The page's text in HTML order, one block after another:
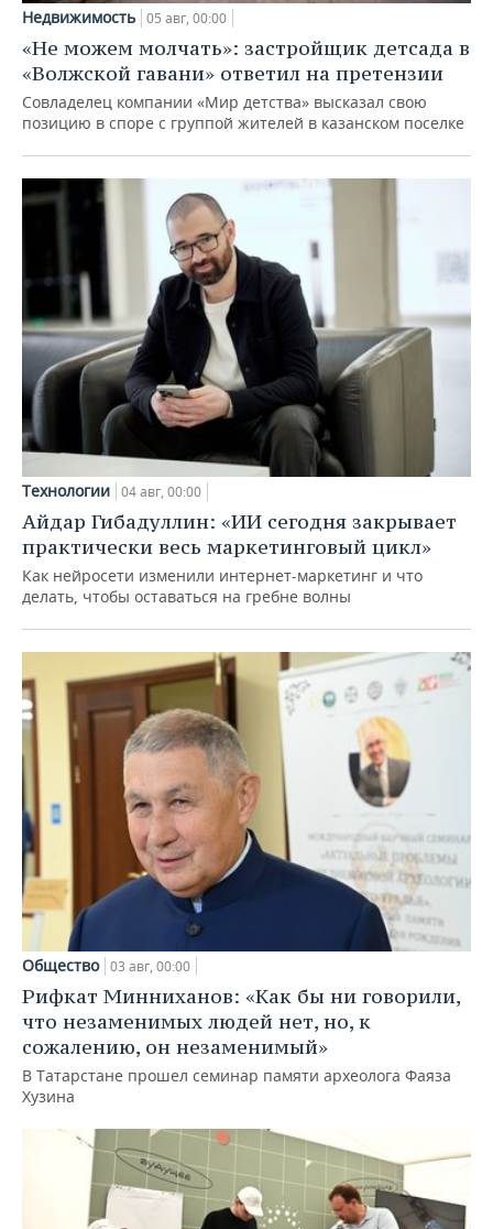
Недвижимость 05 авг, 00:00
«Не можем молчать»: застройщик детсада в
«Волжской гавани» ответил на претензии
Совладелец компании «Мир детства» высказал свою
позицию в споре с группой жителей в казанском поселке
Технологии 04 авг, 00:00
Айдар Гибадуллин: «ИИ сегодня закрывает
практически весь маркетинговый цикл»
Как нейросети изменили интернет-маркетинг и что
делать, чтобы оставаться на гребне волны
Общество 03 авг, 00:00
Рифкат Минниханов: «Как бы ни говорили,
что незаменимых людей нет, но, к
сожалению, он незаменимый»
В Татарстане прошел семинар памяти археолога Фаяза
Хузина